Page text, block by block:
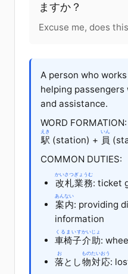
ますか ？
Excuse me, does
A person who
helping
and assistance.
WORD FORMATION:
駅
えき
(station) + 員
いん
COMMON DUTIES:
改札
かいさつ
業務
ぎょうむ
: ticket
案内
あんない
: providing
information
車椅子
くるまいす
介助
かいじょ
:
落
お
とし物
もの
対応
たいおう
: